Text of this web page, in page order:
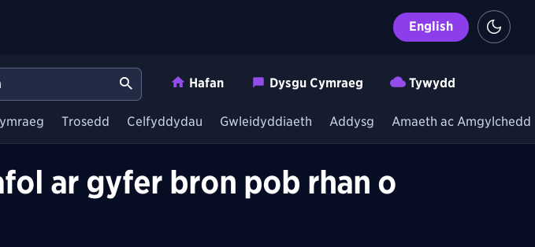
English
Hafan Dysgu Cymraeg Tywydd
Trosedd Celfyddydau Gwleidyddiaeth Addysg Amaeth ac Amgylchedd
ar gyfer bron pob rhan o